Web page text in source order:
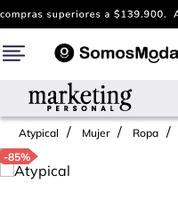
Atypical Mujer Ropa
-85%